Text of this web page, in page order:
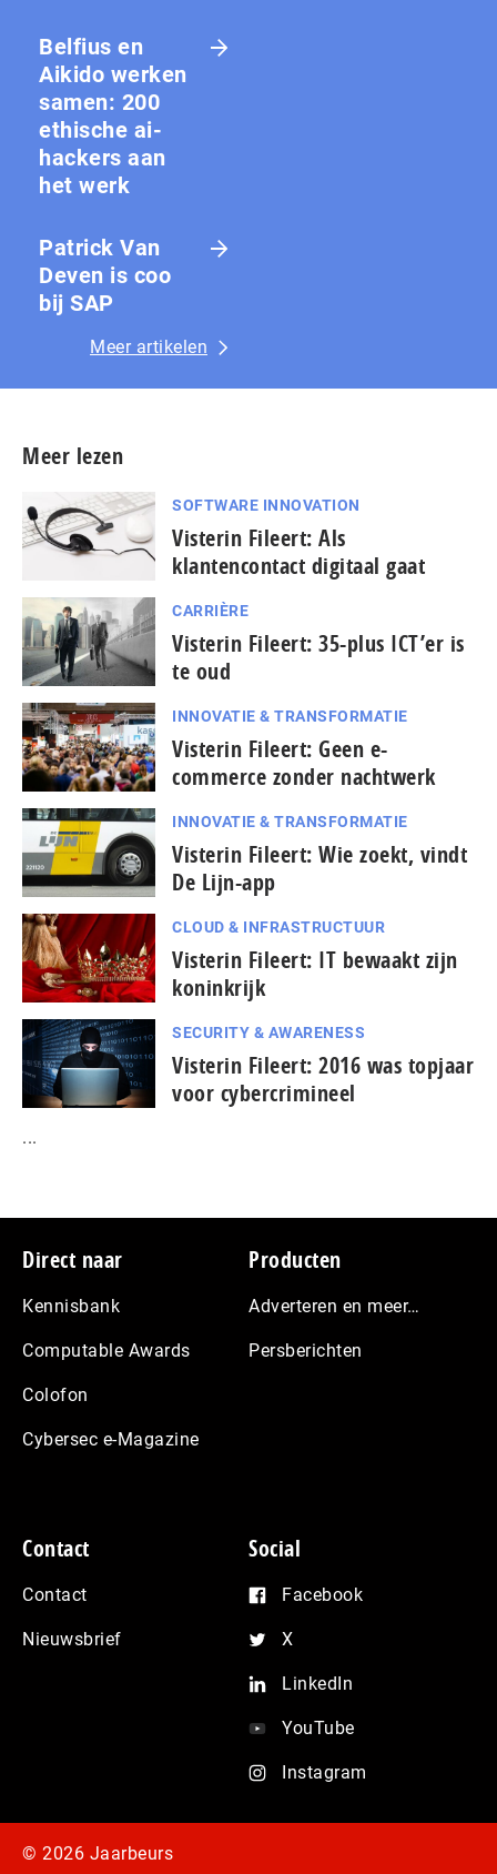
Belfius en
Aikido werken
samen: 200
ethische ai-
hackers aan
het werk
Patrick Van
Deven is coo
bij SAP
Meer artikelen
Meer lezen
SOFTWARE INNOVATION
Visterin Fileert: Als
klantencontact digitaal gaat
CARRIÈRE
Visterin Fileert: 35-plus ICT’er is
te oud
INNOVATIE & TRANSFORMATIE
Visterin Fileert: Geen e-
commerce zonder nachtwerk
INNOVATIE & TRANSFORMATIE
Visterin Fileert: Wie zoekt, vindt
De Lijn-app
CLOUD & INFRASTRUCTUUR
Visterin Fileert: IT bewaakt zijn
koninkrijk
SECURITY & AWARENESS
Visterin Fileert: 2016 was topjaar
voor cybercrimineel
...
Footer
Direct naar
Kennisbank
Computable Awards
Colofon
Cybersec e-Magazine
Producten
Adverteren en meer…
Persberichten
Contact
Contact
Nieuwsbrief
Social
Facebook
X
LinkedIn
YouTube
Instagram
© 2026 Jaarbeurs